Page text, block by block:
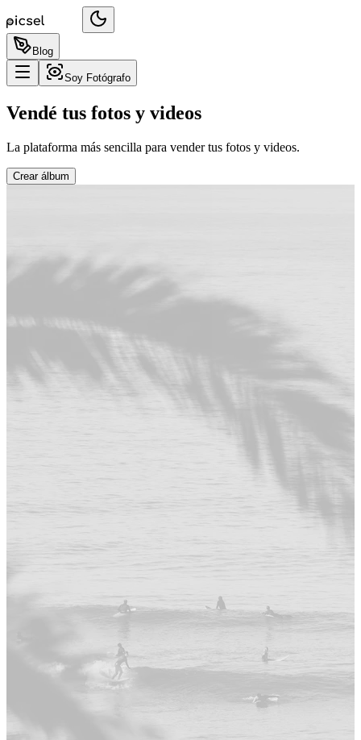
Blog
Soy Fotógrafo
Vendé tus fotos y videos
La plataforma más sencilla para vender tus fotos y videos.
Crear álbum